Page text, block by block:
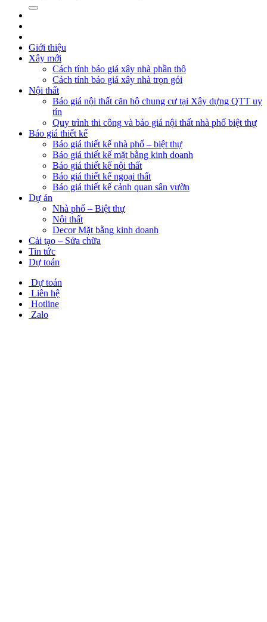
Giới thiệu
Xây mới
Cách tính báo giá xây nhà phần thô
Cách tính báo giá xây nhà trọn gói
Nội thất
Báo giá nội thất căn hộ chung cư tại Xây dựng QTT uy
tín
Quy trình thi công và báo giá nội thất nhà phố biệt thự
Báo giá thiết kế
Báo giá thiết kế nhà phố – biệt thự
Báo giá thiết kế mặt bằng kinh doanh
Báo giá thiết kế nội thất
Báo giá thiết kế ngoại thất
Báo giá thiết kế cảnh quan sân vườn
Dự án
Nhà phố – Biệt thự
Nội thất
Decor Mặt bằng kinh doanh
Cải tạo – Sửa chữa
Tin tức
Dự toán
Dự toán
Liên hệ
Hotline
Zalo